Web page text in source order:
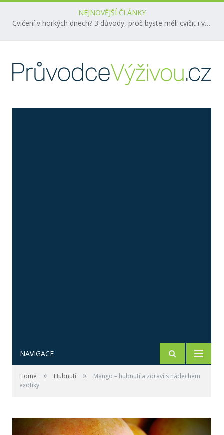
NEJNOVĚJŠÍ ČLÁNKY
Cvičení v horkých dnech? 3 důvody, proč byste měli cvičit i v létě!
NAVIGACE
Home » Hubnutí »
Mango – hubnutí a zdraví s nádechem
exotiky